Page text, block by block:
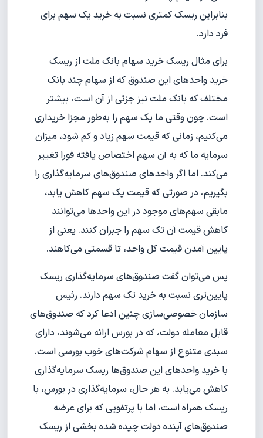
بنابراین ریسک کمتری نسبت به خرید یک سهم برای
فرد دارد.
برای مثال ریسک خرید سهام بانک ملت از ریسک
خرید واحدهای این صندوق که از سهام چند بانک
مختلف که بانک ملت نیز جزئی از آن است، بیشتر
است. چون وقتی ما یک سهم را به‌طور مجزا خریداری
می‌کنیم، زمانی که قیمت سهم زیاد و کم شود، میزان
سرمایه ما که به آن سهم اختصاص یافته فورا تغییر
می‌کند. اما اگر واحدهای صندوق‌های سرمایه‌گذاری را
بگیریم، در صورتی که قیمت یک سهم کاهش یابد،
مابقی سهم‌های موجود در این واحدها می‌توانند
کاهش قیمت آن تک سهم را جبران کنند. یعنی از
پایین آمدن قیمت کل واحد، تا قسمتی می‌کاهند.
پس می‌توان گفت صندوق‌های سرمایه‌گذاری ریسک
پایین‌تری نسبت به خرید تک سهم دارند. رئیس
سازمان خصوصی‌سازی چنین ادعا کرد که صندوق‌های
قابل معامله دولت، که در بورس ارائه می‌شوند، دارای
سبدی متنوع از سهام شرکت‌های خوب بورسی است.
با خرید واحدهای این صندوق‌ها ریسک سرمایه‌گذاری
کاهش می‌یابد. به هر حال، سرمایه‌گذاری در بورس، با
ریسک همراه است، اما با پرتفویی که برای عرضه
صندوق‌های آینده دولت چیده شده بخشی از ریسک